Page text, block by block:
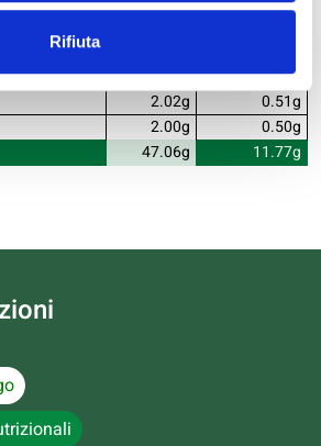
Rifiuta
3.24g
0.81g
2.02g
0.51g
2.00g
0.50g
47.06g 11.77g